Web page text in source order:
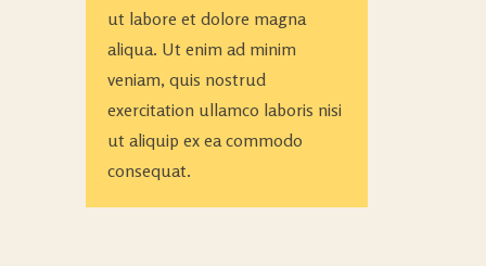
ut labore et dolore magna
aliqua. Ut enim ad minim
veniam, quis nostrud
exercitation ullamco laboris nisi
ut aliquip ex ea commodo
consequat.